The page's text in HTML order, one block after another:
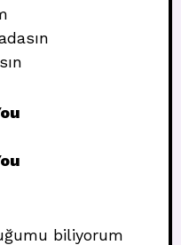
biliyorum